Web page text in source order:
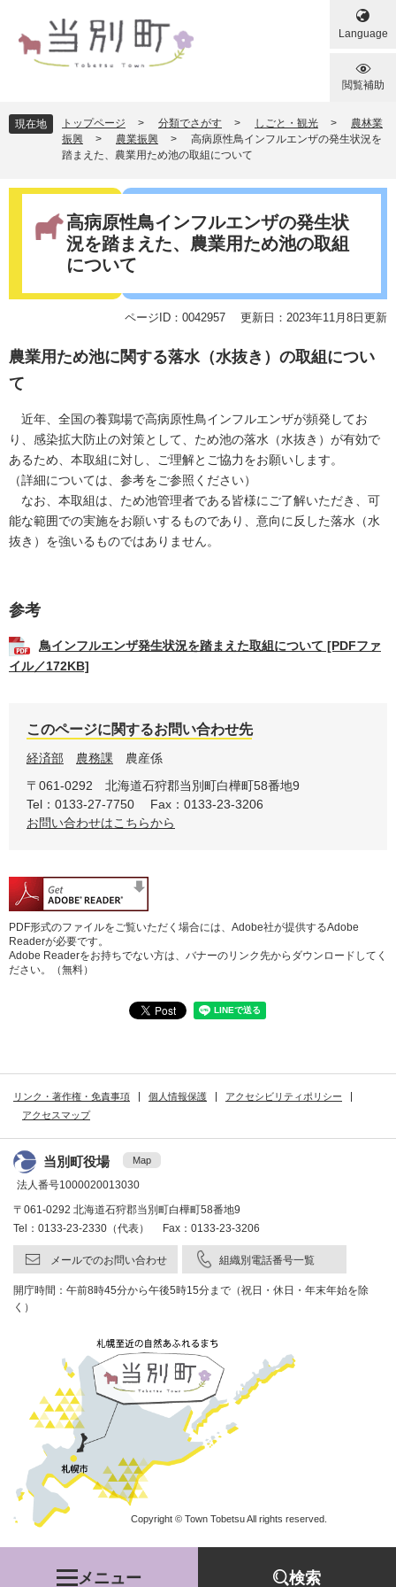
でば
Language
閲覧補助
メニュー 検索
現在地 トップページ > 分類でさがす > しごと・観光 >
農林業
振興
> 農業振興 >
高病原性鳥インフルエンザの発生状況を
踏まえた、農業用ため池の取組について
高病原性鳥インフルエンザの発生状
況を踏まえた、農業用ため池の取組
について
ページID：0042957 更新日：2023年11月8日更新
農業用ため池に関する落水（水抜き）の取組につい
て
近年、全国の養鶏場で高病原性鳥インフルエンザが頻発してお
り、感染拡大防止の対策として、ため池の落水（水抜き）が有効で
あるため、本取組に対し、ご理解とご協力をお願いします。
（詳細については、参考をご参照ください）
なお、本取組は、ため池管理者である皆様にご了解いただき、可
能な範囲での実施をお願いするものであり、意向に反した落水（水
抜き）を強いるものではありません。
参考
鳥インフルエンザ発生状況を踏まえた取組について [PDFファ
イル／172KB]
このページに関するお問い合わせ先
経済部 農務課
農産係
〒061-0292
北海道石狩郡当別町白樺町58番地9
Tel：0133-27-7750
Fax：0133-23-3206
お問い合わせはこちらから
PDF形式のファイルをご覧いただく場合には、Adobe社が提供するAdobe
Readerが必要です。
Adobe Readerをお持ちでない方は、バナーのリンク先からダウンロードしてく
ださい。（無料）
リンク・著作権・免責事項 個人情報保護
アクセシビリティポリシー
アクセスマップ
当別町役場 Map
法人番号1000020013030
〒061-0292 北海道石狩郡当別町白樺町58番地9
Tel：0133-23-2330（代表） Fax：0133-23-3206
メールでのお問い合わせ 組織別電話番号一覧
開庁時間：午前8時45分から午後5時15分まで（祝日・休日・年末年始を除
く）
Copyright © Town Tobetsu All rights reserved.